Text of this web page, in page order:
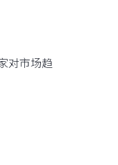
对市场趋